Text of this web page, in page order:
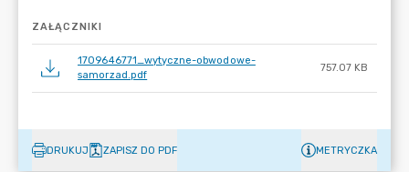
ZAŁĄCZNIKI
1709646771_wytyczne-obwodowe-
samorzad.pdf
757.07 KB
DRUKUJ ZAPISZ DO PDF METRYCZKA